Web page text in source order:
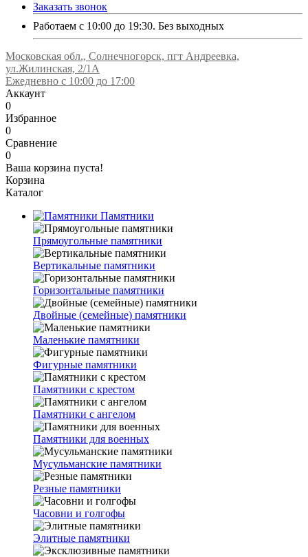
Заказать звонок
Работаем с 10:00 до 19:30. Без выходных
Московская обл., Солнечногорск, пгт Андреевка,
ул.Жилинская, 2/1А
Ежедневно с 10:00 до 17:00
Аккаунт
0
Избранное
0
Сравнение
0
Ваша корзина пуста!
Корзина
Каталог
Памятники
Прямоугольные памятники
Вертикальные памятники
Горизонтальные памятники
Двойные (семейные) памятники
Маленькие памятники
Фигурные памятники
Памятники с крестом
Памятники с ангелом
Памятники для военных
Мусульманские памятники
Резные памятники
Часовни и голгофы
Элитные памятники